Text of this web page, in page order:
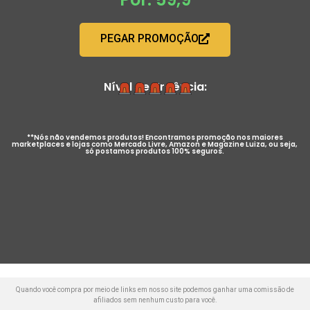
PEGAR PROMOÇÃO
Nível de Urgência:
**Nós não vendemos produtos! Encontramos promoção nos maiores
marketplaces e lojas como Mercado Livre, Amazon e Magazine Luiza, ou seja,
só postamos produtos 100% seguros.
Quando você compra por meio de links em nosso site podemos ganhar uma comissão de
afiliados sem nenhum custo para você.